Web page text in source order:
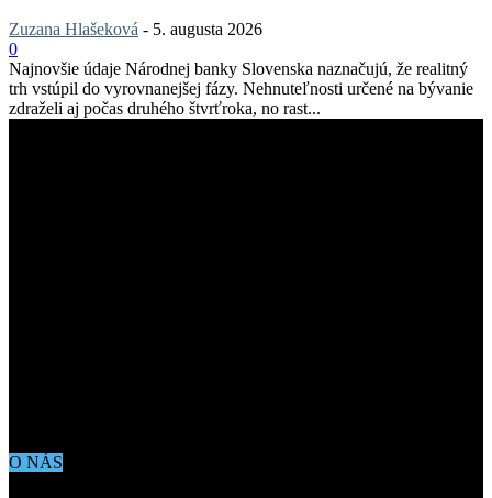
Zuzana Hlašeková - 5. augusta 2026
0
Najnovšie údaje Národnej banky Slovenska naznačujú, že realitný
trh vstúpil do vyrovnanejšej fázy. Nehnuteľnosti určené na bývanie
zdraželi aj počas druhého štvrťroka, no rast...
O NÁS